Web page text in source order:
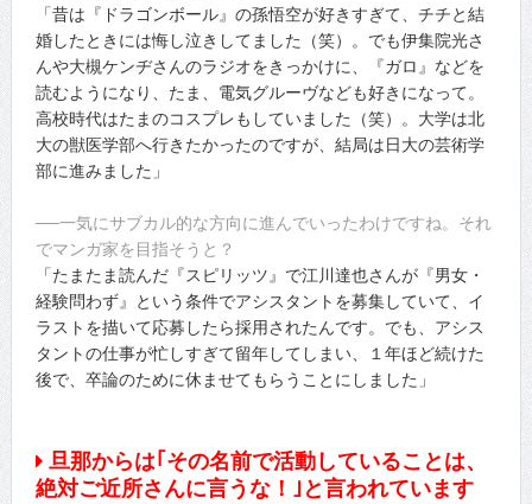
「昔は『ドラゴンボール』の孫悟空が好きすぎて、チチと結
婚したときには悔し泣きしてました（笑）。でも伊集院光さ
んや大槻ケンヂさんのラジオをきっかけに、『ガロ』などを
読むようになり、たま、電気グルーヴなども好きになって。
高校時代はたまのコスプレもしていました（笑）。大学は北
大の獣医学部へ行きたかったのですが、結局は日大の芸術学
部に進みました」
──一気にサブカル的な方向に進んでいったわけですね。それ
でマンガ家を目指そうと？
「たまたま読んだ『スピリッツ』で江川達也さんが『男女・
経験問わず』という条件でアシスタントを募集していて、イ
ラストを描いて応募したら採用されたんです。でも、アシス
タントの仕事が忙しすぎて留年してしまい、１年ほど続けた
後で、卒論のために休ませてもらうことにしました」
旦那からは｢その名前で活動していることは、
絶対ご近所さんに言うな！｣と言われています